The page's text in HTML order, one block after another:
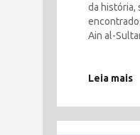
da história,
Ain al-
Leia mais